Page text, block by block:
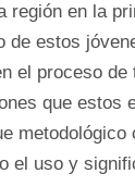
región en la
de estos
el proceso
que estos
el uso y